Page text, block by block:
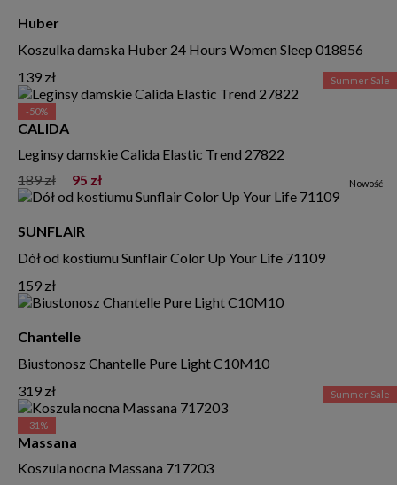
Huber
Koszulka damska Huber 24 Hours Women Sleep 018856
139 zł
-50%
Summer Sale
CALIDA
Leginsy damskie Calida Elastic Trend 27822
189 zł
95 zł Nowość
SUNFLAIR
Dół od kostiumu Sunflair Color Up Your Life 71109
159 zł
Chantelle
Biustonosz Chantelle Pure Light C10M10
319 zł
-31%
Summer Sale
Massana
Koszula nocna Massana 717203